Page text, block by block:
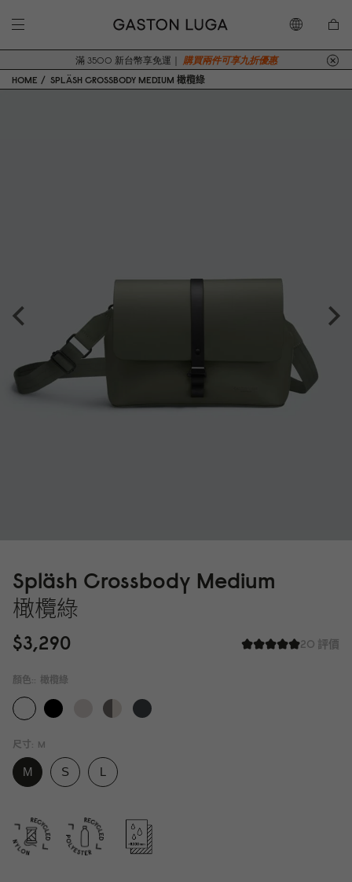
滿 3500 新台幣享免運｜ 購買兩件可享九折優惠
HOME
SPLÄSH CROSSBODY MEDIUM 橄欖綠
Spläsh Crossbody Medium
橄欖綠
20 評價
$3,290
顏色:: 橄欖綠
尺寸: M